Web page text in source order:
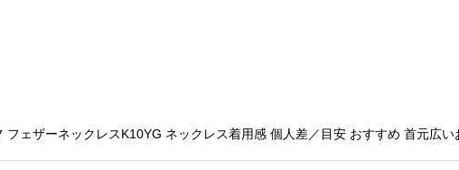
フェザーネックレスK10YG ネックレス着用感 個人差／目安 おすすめ 首元広